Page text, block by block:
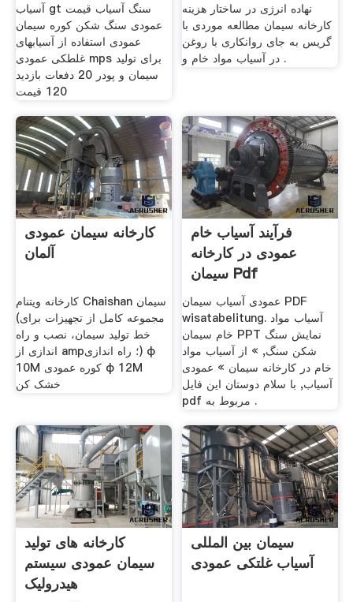
آسیاب gt سنگ آسیاب قیمت
عمودی سنگ شکن کوره سیمان
عمودی استفاده از آسیابهای
غلطكی عمودی mps برای تولید
سیمان و پودر 20 دفعات بازدید
120 قیمت
نهاده انرژی در ساختار هزینه
کارخانه سیمان مطالعه موردی با
گریس به جای روانکاری با روغن
در آسیاب مواد خام و .
کارخانه سیمان عمودی
آلمان
کارخانه ویتنام Chaishan سیمان
(مجموعه کامل از تجهیزات برای
خط تولید سیمان، نصب و راه
اندازی از amp؛ راه اندازی) φ
10M کوره عمودی φ 12M
خشک کن
فرآیند آسیاب خام
عمودی در کارخانه
سیمان Pdf
عمودی آسیاب سیمان PDF
wisatabelitung. آسیاب مواد
خام سیمان PPT نمایش سنگ
شکن سنگ, » از آسیاب مواد
خام در کارخانه سیمان » عمودی
آسیاب, با سلام دوستان این فایل
pdf مربوط به .
کارخانه های تولید
سیمان عمودی سیستم
هیدرولیک
سیمان بین المللی
آسیاب غلتکی عمودی